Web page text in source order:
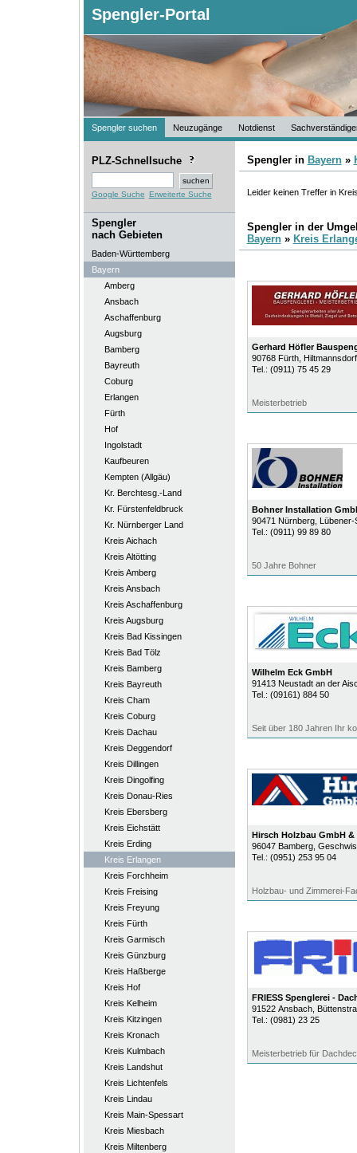
Spengler-Portal
Spengler suchen Neuzugänge Notdienst
PLZ-Schnellsuche
Google Suche Erweiterte Suche
Spengler
nach Gebieten
Baden-Württemberg
Bayern
Amberg
Ansbach
Aschaffenburg
Augsburg
Bamberg
Bayreuth
Coburg
Erlangen
Fürth
Hof
Ingolstadt
Kaufbeuren
Kempten (Allgäu)
Kr. Berchtesg.-Land
Kr. Fürstenfeldbruck
Kr. Nürnberger Land
Kreis Aichach
Kreis Altötting
Kreis Amberg
Kreis Ansbach
Kreis Aschaffenburg
Kreis Augsburg
Kreis Bad Kissingen
Kreis Bad Tölz
Kreis Bamberg
Kreis Bayreuth
Kreis Cham
Kreis Coburg
Kreis Dachau
Kreis Deggendorf
Kreis Dillingen
Kreis Dingolfing
Kreis Donau-Ries
Kreis Ebersberg
Kreis Eichstätt
Kreis Erding
Kreis Erlangen
Kreis Forchheim
Kreis Freising
Kreis Freyung
Kreis Fürth
Kreis Garmisch
Kreis Günzburg
Kreis Haßberge
Kreis Hof
Kreis Kelheim
Kreis Kitzingen
Kreis Kronach
Kreis Kulmbach
Kreis Landshut
Kreis Lichtenfels
Kreis Lindau
Kreis Main-Spessart
Kreis Miesbach
Kreis Miltenberg
Spengler in Bayern»
Leider keinen Treffer in
Spengler in der
Bayern» Kreis
Gerhard Höfler
90768 Fürth,
Tel.: (0911) 75 45 29
Meisterbetrieb
Bohner Installation
90471 Nürnberg, Lübener-
Tel.: (0911) 99 89 80
50 Jahre Bohner
Wilhelm Eck GmbH
91413 Neustadt an der
Tel.: (09161) 884 50
Seit über 180 Jahren Ihr
Hirsch Holzbau GmbH &
96047 Bamberg,
Tel.: (0951) 253 95 04
Holzbau- und Zimmerei-
FRIESS Spenglerei -
91522 Ansbach,
Tel.: (0981) 23 25
Meisterbetrieb für